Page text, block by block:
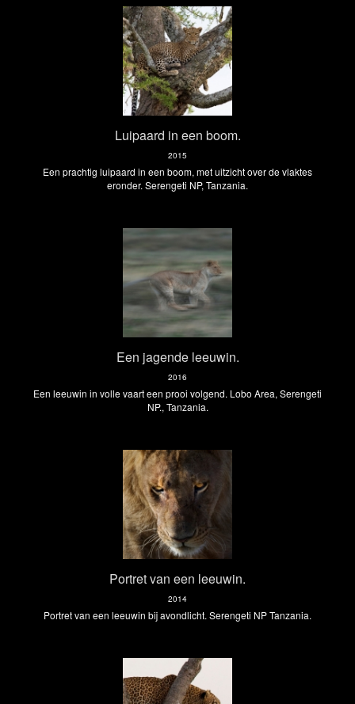
Luipaard in een boom.
2015
Een prachtig luipaard in een boom, met uitzicht over de vlaktes
eronder. Serengeti NP, Tanzania.
Een jagende leeuwin.
2016
Een leeuwin in volle vaart een prooi volgend. Lobo Area, Serengeti
NP., Tanzania.
Portret van een leeuwin.
2014
Portret van een leeuwin bij avondlicht. Serengeti NP Tanzania.